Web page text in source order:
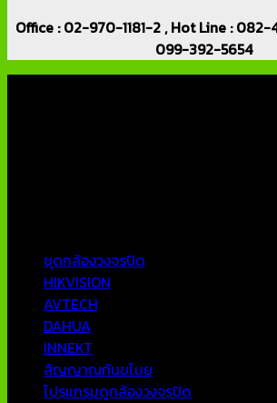
Office : 02-970-1181-2 , Hot Line : 082-
099-392-5654
ชุดกล้องวงจรปิด
HIKVISION
AVTECH
DAHUA
INNEKT
สัญญาณกันขโมย
โปรแกรมดูกล้องวงจรปิด